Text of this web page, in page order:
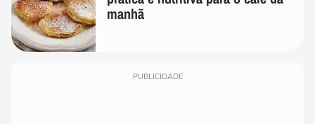
manhã
PUBLICIDADE